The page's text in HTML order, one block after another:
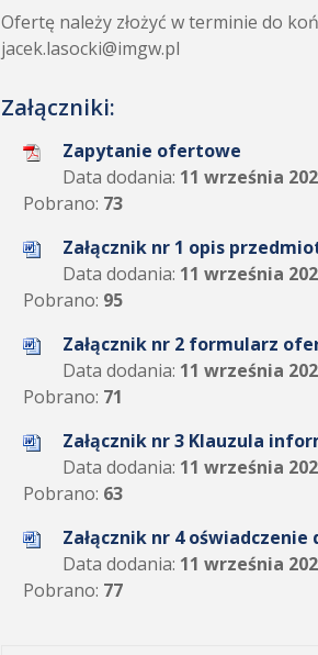
Ofertę należy złożyć w terminie do
jacek.lasocki@imgw.pl
Załączniki:
Zapytanie ofertowe
Data dodania: 11 września
Pobrano: 73
Załącznik nr 1 opis
Data dodania: 11 września
Pobrano: 95
Załącznik nr 2 formularz
Data dodania: 11 września
Pobrano: 71
Załącznik nr 3 Klauzula
Data dodania: 11 września
Pobrano: 63
Załącznik nr 4
Data dodania: 11 września
Pobrano: 77